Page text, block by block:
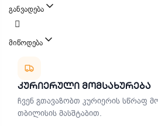
განვადება
მიწოდება
Კურიერული Მომსახურება
ჩვენ გთავაზობთ კურიერის სწრაფ
თბილისის მასშტაბით.